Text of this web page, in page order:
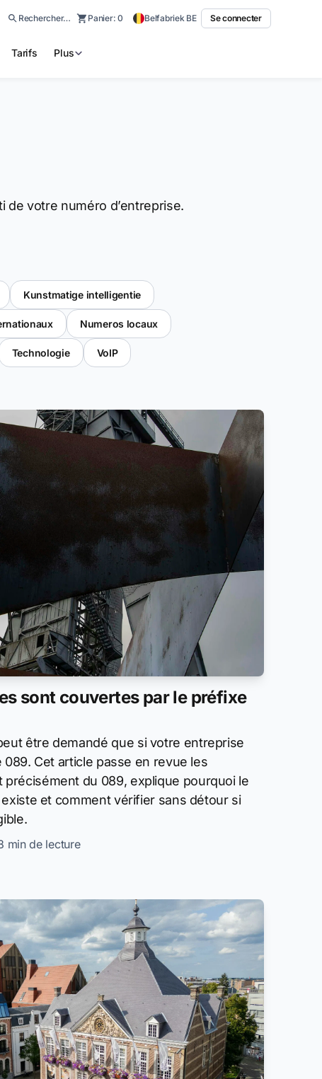
Rechercher… Panier:0 Belfabriek BE Se connecter
Tarifs Plus
de votre numéro d’entreprise.
Kunstmatige intelligentie
Numeros locaux
Technologie VoIP
sont couvertes par le préfixe
être demandé que si votre entreprise
089. Cet article passe en revue les
du 089, explique pourquoi le
et comment vérifier sans détour si
min de lecture